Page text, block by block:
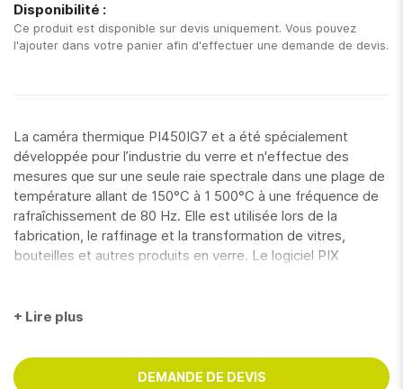
Disponibilité :
Ce produit est disponible sur devis uniquement. Vous pouvez
l'ajouter dans votre panier afin d'effectuer une demande de devis.
La caméra thermique PI450IG7 et a été spécialement
développée pour l’industrie du verre et n'effectue des
mesures que sur une seule raie spectrale dans une plage de
température allant de 150°C à 1 500°C à une fréquence de
rafraîchissement de 80 Hz. Elle est utilisée lors de la
fabrication, le raffinage et la transformation de vitres,
bouteilles et autres produits en verre. Le logiciel PIX
température lors du traitement thermique du verre de
refroidissement et si nécessaire, régule de manière
entièrement automatique les éléments de chauffage ou de
+ Lire plus
DEMANDE DE DEVIS